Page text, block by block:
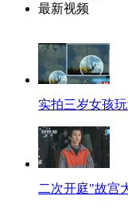
最新视频
实拍三岁女孩
二次开庭"故宫